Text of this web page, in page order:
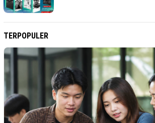
TERPOPULER